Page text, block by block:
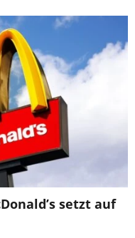
setzt auf